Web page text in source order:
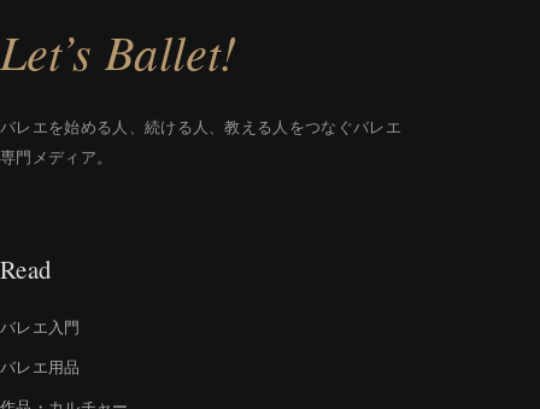
Let’s Ballet!
バレエを始める人、続ける人、教える人をつなぐバレエ
専門メディア。
Read
バレエ入門
バレエ用品